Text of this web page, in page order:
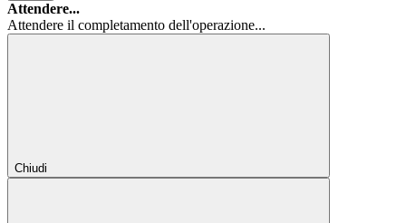
Attendere...
Attendere il completamento dell'operazione...
Chiudi